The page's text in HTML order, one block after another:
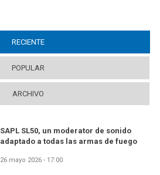
RECIENTE
POPULAR
ARCHIVO
SAPL SL50, un moderator de sonido
adaptado a todas las armas de fuego
26 mayo 2026 - 17:00